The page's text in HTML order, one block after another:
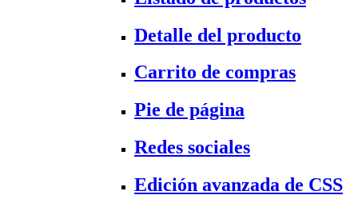
Detalle del producto
Carrito de compras
Pie de página
Redes sociales
Edición avanzada de CSS